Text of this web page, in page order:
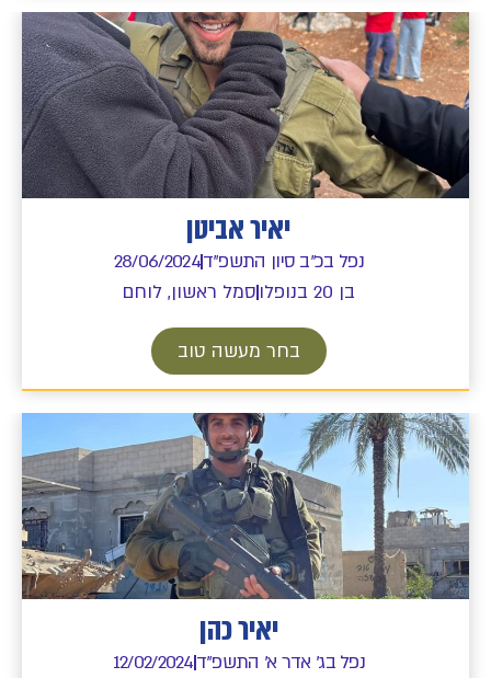
יאיר אביטן
נפל בכ"ב סיון התשפ"ד28/06/2024
בן 20 בנופלו
סמל ראשון, לוחם
בחר מעשה טוב
יאיר כהן
נפל בג' אדר א' התשפ"ד12/02/2024